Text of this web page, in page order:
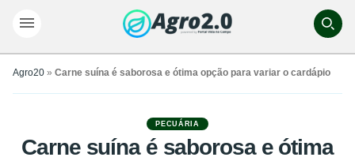
Agro20 » Carne suína é saborosa e ótima opção para variar o cardápio
PECUÁRIA
Carne suína é saborosa e ótima